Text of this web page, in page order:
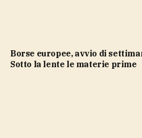
Borse europee, avvio di settimana poco mosso.
Sotto la lente le materie prime